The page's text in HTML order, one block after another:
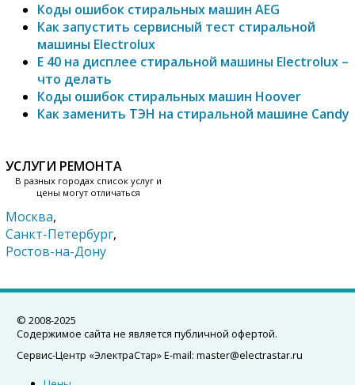
Коды ошибок стиральных машин AEG
Как запустить сервисный тест стиральной
машины Electrolux
Е 40 на дисплее стиральной машины Electrolux –
что делать
Коды ошибок стиральных машин Hoover
Как заменить ТЭН на стиральной машине Candy
УСЛУГИ РЕМОНТА
В разных городах список услуг и
цены могут отличаться
Москва,
Санкт-Петербург,
Ростов-на-Дону
© 2008-2025
Содержимое сайта не является публичной офертой.
Сервис-Центр «ЭлектраСтар»E-mail:master@electrastar.ru